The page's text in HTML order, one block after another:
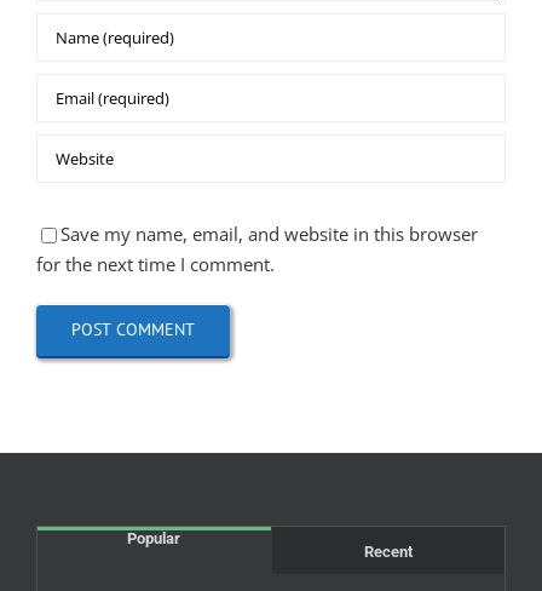
Save my name, email, and website in this browser
for the next time I comment.
Popular
Recent